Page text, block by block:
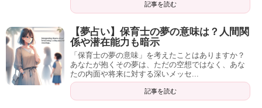
記事を読む
【夢占い】保育士の夢の意味は？人間関
係や潜在能力も暗示
「保育士の夢の意味」を考えたことはありますか？
あなたが抱くその夢は、ただの空想ではなく、あな
たの内面や将来に対する深いメッセ...
記事を読む